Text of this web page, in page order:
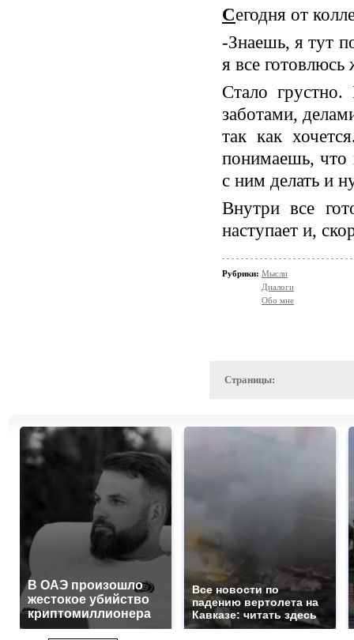
Сегодня от
-Знаешь, я тут
я все
Стало
заботами,
так как
понимаешь, что
с ним делать и
Внутри все
наступает и,
Рубрики: Мысли
Диалоги
Обо мне
Страницы:
В ОАЭ произошло
жестокое убийство
криптомиллионера
Все новости по
падению вертолета на
Кавказе: читать здесь